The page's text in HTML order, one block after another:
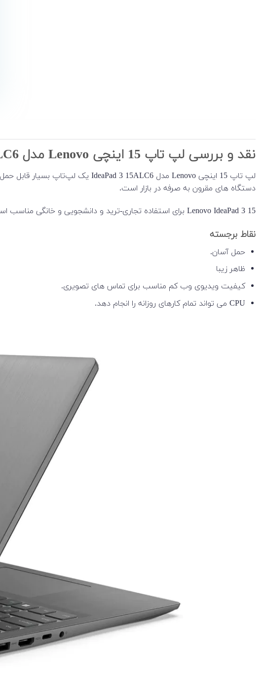
نقد و بررسی لپ تاپ 15 اینچی Lenovo مدل IdeaPad 3 15ALC6
دستگاه های مقرون به صرفه در بازار است.
Lenovo IdeaPad 3 15 برای استفاده تجاری-ترید و دانشجویی و خانگی مناسب است. به دلیل طراحی نازک و سبک آن قابل حمل است.
نقاط برجسته
حمل آسان.
ظاهر زیبا
کیفیت ویدیوی وب کم مناسب برای تماس های تصویری.
CPU می تواند تمام کارهای روزانه را انجام دهد.